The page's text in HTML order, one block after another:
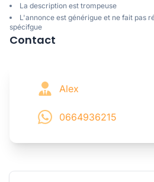
La description est trompeuse
L'annonce est générigue et ne fait pas
spécifgue
Contact
Alex
0664936215